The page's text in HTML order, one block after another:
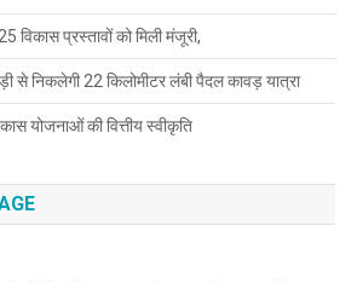
विकास प्रस्तावों को मिली मंजूरी,
से निकलेगी 22 किलोमीटर लंबी पैदल कावड़ यात्रा
योजनाओं की वित्तीय स्वीकृति